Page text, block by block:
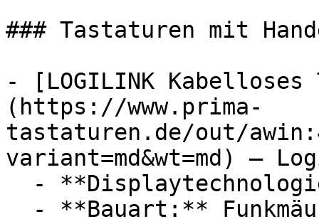
### Tastaturen mit
- [LOGILINK
(https://www.prima-
tastaturen.de/out/
variant=md&wt=md) —